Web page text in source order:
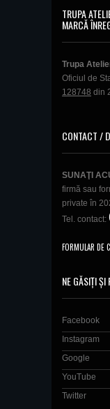
TRUPA
MARCĂ
Trupa
Oficiul de
128748 din
CONTACT /
SUNAŢI
firmă sau
private în
Tel. contact:
FORMULAR DE
NE GĂSIȚI ȘI
Facebook
Instagram
Google
YouTube
Twitter